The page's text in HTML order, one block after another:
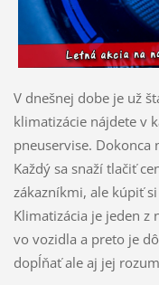
V dnešnej dobe je už
klimatizácie nájdete v
pneuservise. Dokonca
Každý sa snaží tlačiť
zákazníkmi, ale kúpiť
Klimatizácia je jeden z
vo vozidla a preto je
dopĺňať ale aj jej